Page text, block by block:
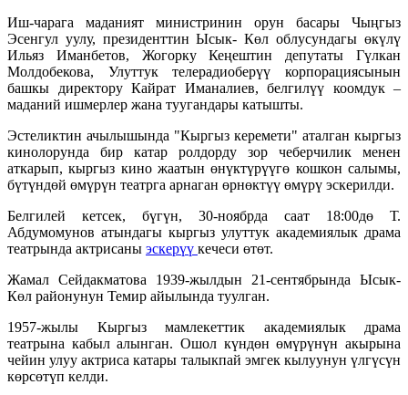
Иш-чарага маданият министринин орун басары Чыңгыз
Эсенгул уулу, президенттин Ысык- Көл облусундагы өкүлү
Ильяз Иманбетов, Жогорку Кеңештин депутаты Гүлкан
Молдобекова, Улуттук телерадиоберүү корпорациясынын
башкы директору Кайрат Иманалиев, белгилүү коомдук –
маданий ишмерлер жана туугандары катышты.
Эстеликтин ачылышында "Кыргыз керемети" аталган кыргыз
кинолорунда бир катар ролдорду зор чеберчилик менен
аткарып, кыргыз кино жаатын өнүктүрүүгө кошкон салымы,
бүтүндөй өмүрүн театрга арнаган өрнөктүү өмүрү эскерилди.
Белгилей кетсек, бүгүн, 30-ноябрда саат 18:00дө Т.
Абдумомунов атындагы кыргыз улуттук академиялык драма
театрында актрисаны эскерүү кечеси өтөт.
Жамал Сейдакматова 1939-жылдын 21-сентябрында Ысык-
Көл районунун Темир айылында туулган.
1957-жылы Кыргыз мамлекеттик академиялык драма
театрына кабыл алынган. Ошол күндөн өмүрүнүн акырына
чейин улуу актриса катары талыкпай эмгек кылуунун үлгүсүн
көрсөтүп келди.